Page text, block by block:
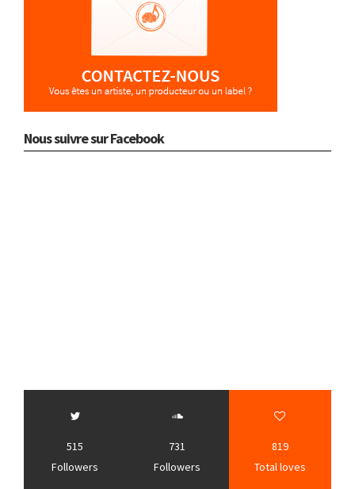
Nous suivre sur Facebook
515
Followers
731
Followers
819
Total loves